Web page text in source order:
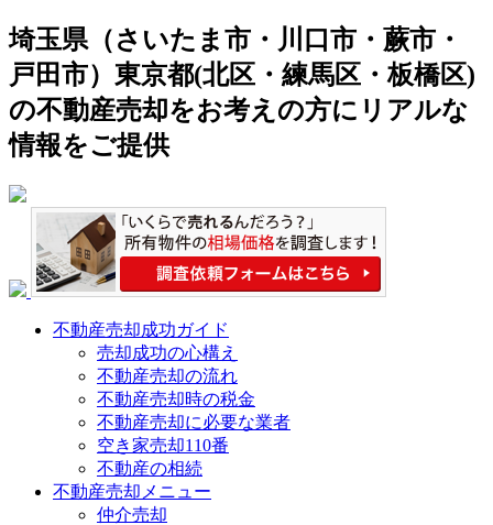
埼玉県（さいたま市・川口市・蕨市・
戸田市）東京都(北区・練馬区・板橋区)
の不動産売却をお考えの方にリアルな
情報をご提供
不動産売却成功ガイド
売却成功の心構え
不動産売却の流れ
不動産売却時の税金
不動産売却に必要な業者
空き家売却110番
不動産の相続
不動産売却メニュー
仲介売却